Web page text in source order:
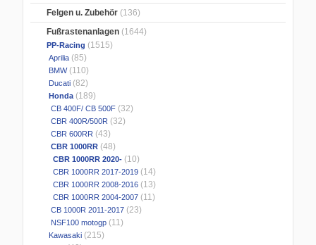
Felgen u. Zubehör (136)
Fußrastenanlagen (1644)
PP-Racing (1515)
Aprilia (85)
BMW(110)
Ducati (82)
Honda(189)
CB 400F/ CB 500F (32)
CBR 400R/500R (32)
CBR 600RR (43)
CBR 1000RR (48)
CBR 1000RR 2020- (10)
CBR 1000RR 2017-2019 (14)
CBR 1000RR 2008-2016 (13)
CBR 1000RR 2004-2007 (11)
CB 1000R 2011-2017 (23)
NSF100 motogp (11)
Kawasaki (215)